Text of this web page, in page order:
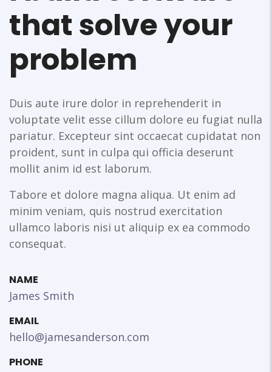
that solve your
problem
Duis aute irure dolor in reprehenderit in
voluptate velit esse cillum dolore eu fugiat nulla
pariatur. Excepteur sint occaecat cupidatat non
proident, sunt in culpa qui officia deserunt
mollit anim id est laborum.
Tabore et dolore magna aliqua. Ut enim ad
minim veniam, quis nostrud exercitation
ullamco laboris nisi ut aliquip ex ea commodo
consequat.
NAME
James Smith
EMAIL
hello@jamesanderson.com
PHONE